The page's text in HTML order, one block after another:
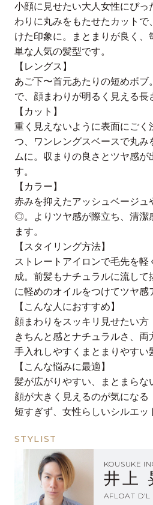
小顔に見せたい大人女性にぴっ
わりに丸みをもたせたカットで
けた印象に。まとまりが良く、
単な人気の髪型です。
【レングス】
あご下〜首元あたりの短めボブ
で、顔まわりが明るく見える長
【カット】
重く見えないように表面にごく
つ、ワンレングスベースで丸み
ムに。収まりの良さとツヤ感が
す。
【カラー】
赤みを抑えたアッシュベージュ
◎。よりツヤ感が際立ち、清潔
ます。
【スタイリング方法】
ストレートアイロンで毛先を
成。前髪もナチュラルに流し
に軽めのオイルをつけてツヤ感
【こんな人におすすめ】
顔まわりをスッキリ見せたい方
きちんと感とナチュラルさ、両
手入れしやすくまとまりやすい
【こんな悩みに最適】
髪が広がりやすい、まとまらな
顔が大きく見えるのが気になる
短すぎず、女性らしいシルエッ
STYLIST
KOUSUKE
井上
AFLOAT